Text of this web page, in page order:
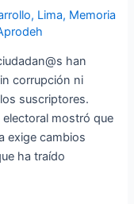
, Lima, Memoria
han
corrupción ni
suscriptores.
electoral mostró que
exige cambios
ha traído